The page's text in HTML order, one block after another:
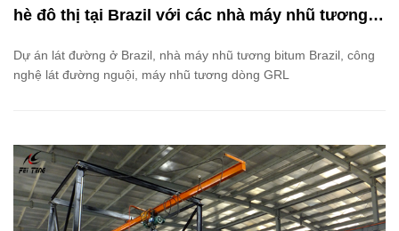
hè đô thị tại Brazil với các nhà máy nhũ tương
Dự án lát đường ở Brazil, nhà máy nhũ tương bitum Brazil, công
nghệ lát đường nguội, máy nhũ tương dòng GRL